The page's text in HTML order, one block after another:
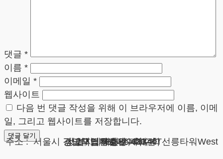
댓글 *
이름 *
이메일 *
웹사이트
다음 번 댓글 작성을 위해 이 브라우저에 이름, 이메
일, 그리고 웹사이트를 저장합니다.
상호 : 법무법인 테헤란
사업자 : 589-86-01340
대표자 : 이수학
주소 : 서울시 강남구 테헤란로 420, KT선릉타워West 9층
광고책임변호사 : 이수학